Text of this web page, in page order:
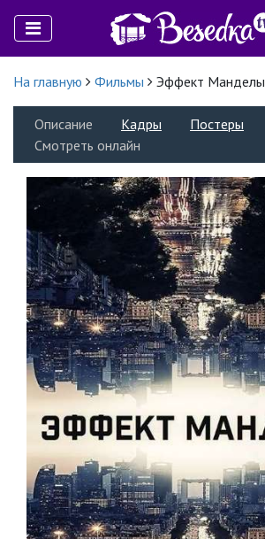
На главную Фильмы Эффект Манделы
Описание Кадры Постеры
Смотреть онлайн